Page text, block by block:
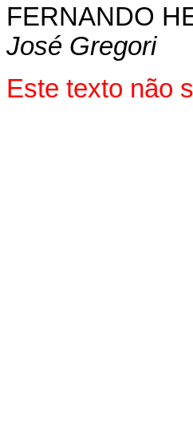
FERNANDO
José Gregori
Este texto não